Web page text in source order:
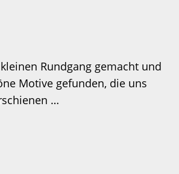
Rundgang gemacht und
Motive gefunden, die uns
…